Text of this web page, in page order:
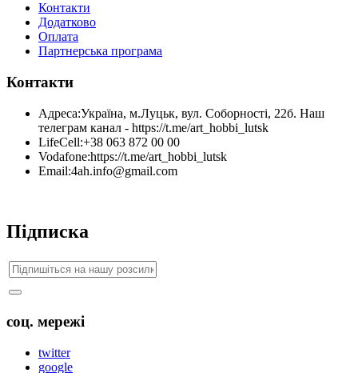
Контакти
Додатково
Оплата
Партнерська програма
Контакти
Адреса:Україна, м.Луцьк, вул. Соборності, 22б. Наш
телеграм канал - https://t.me/art_hobbi_lutsk
LifeCell:+38 063 872 00 00
Vodafone:https://t.me/art_hobbi_lutsk
Email:4ah.info@gmail.com
Підписка
соц. мережі
twitter
google